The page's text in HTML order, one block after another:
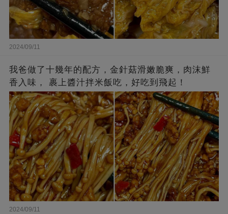
2024/09/11
我爸做了十幾年的配方，金針菇滑嫩脆爽，肉沫鮮
香入味， 裹上醬汁拌米飯吃，好吃到飛起！
2024/09/11